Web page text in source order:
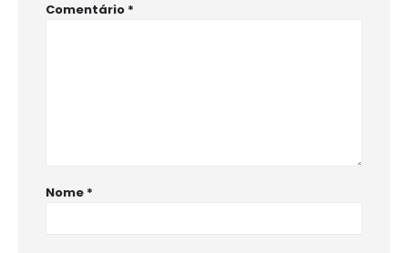
Comentário *
Nome *